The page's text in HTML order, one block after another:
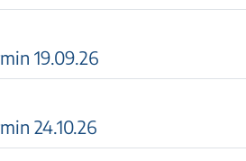
19.09.26
24.10.26